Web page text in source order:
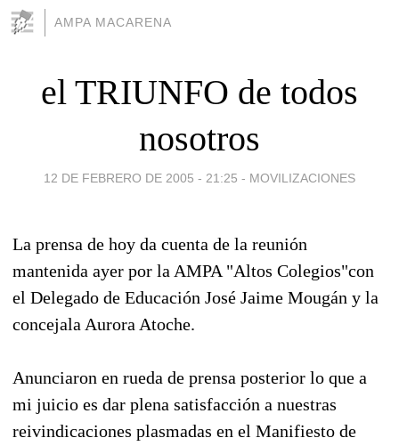
AMPA MACARENA
el TRIUNFO de todos
nosotros
12 DE FEBRERO DE 2005 - 21:25 - MOVILIZACIONES
La prensa de hoy da cuenta de la reunión
mantenida ayer por la AMPA "Altos Colegios"con
el Delegado de Educación José Jaime Mougán y la
concejala Aurora Atoche.
Anunciaron en rueda de prensa posterior lo que a
mi juicio es dar plena satisfacción a nuestras
reivindicaciones plasmadas en el Manifiesto de